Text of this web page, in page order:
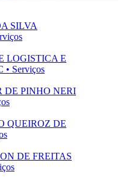
SILVA
LOGISTICA E
• Serviços
DE PINHO NERI
QUEIROZ DE
DE FREITAS